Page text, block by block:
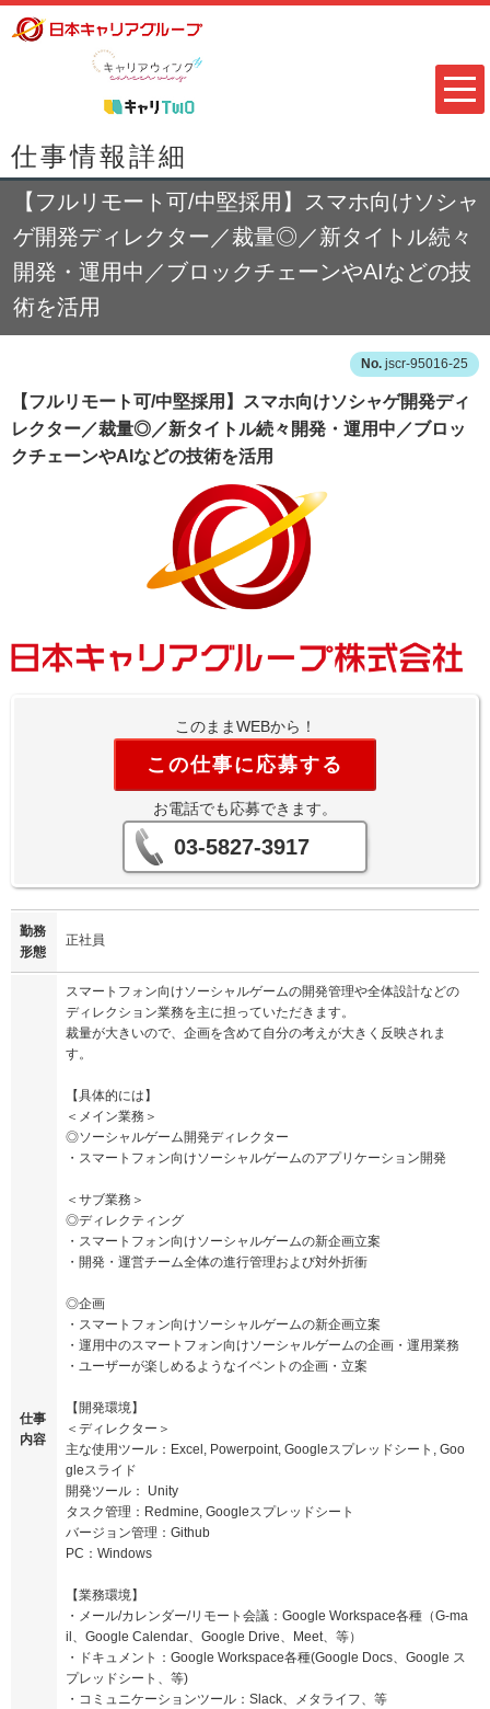
仕事情報詳細
【フルリモート可/中堅採用】スマホ向けソシャ
ゲ開発ディレクター／裁量◎／新タイトル続々
開発・運用中／ブロックチェーンやAIなどの技
術を活用
jscr-95016-25
【フルリモート可/中堅採用】スマホ向けソシャゲ開発ディ
レクター／裁量◎／新タイトル続々開発・運用中／ブロッ
クチェーンやAIなどの技術を活用
このままWEBから！
この仕事に応募する
お電話でも応募できます。
03-5827-3917
勤務
形態
正社員
仕事
内容
スマートフォン向けソーシャルゲームの開発管理や全体設計などの
ディレクション業務を主に担っていただきます。
裁量が大きいので、企画を含めて自分の考えが大きく反映されま
す。
【具体的には】
＜メイン業務＞
◎ソーシャルゲーム開発ディレクター
・スマートフォン向けソーシャルゲームのアプリケーション開発
＜サブ業務＞
◎ディレクティング
・スマートフォン向けソーシャルゲームの新企画立案
・開発・運営チーム全体の進行管理および対外折衝
◎企画
・スマートフォン向けソーシャルゲームの新企画立案
・運用中のスマートフォン向けソーシャルゲームの企画・運用業務
・ユーザーが楽しめるようなイベントの企画・立案
【開発環境】
＜ディレクター＞
主な使用ツール：Excel, Powerpoint, Googleスプレッドシート, Goo
gleスライド
開発ツール： Unity
タスク管理：Redmine, Googleスプレッドシート
バージョン管理：Github
PC：Windows
【業務環境】
・メール/カレンダー/リモート会議：Google Workspace各種（G-ma
il、Google Calendar、Google Drive、Meet、等）
・ドキュメント：Google Workspace各種(Google Docs、Google ス
プレッドシート、等)
・コミュニケーションツール：Slack、メタライフ、等